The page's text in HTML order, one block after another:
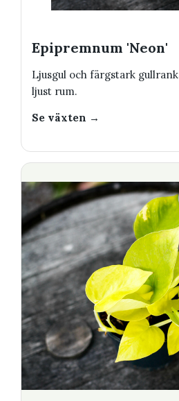
Epipremnum 'Neon'
Ljusgul och färgstark
ljust rum.
Se växten →